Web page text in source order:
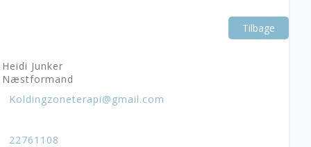
Tilbage
Heidi Junker
Næstformand
Koldingzoneterapi@gmail.com
22761108